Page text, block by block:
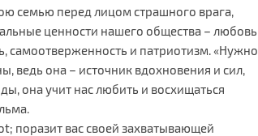
семью перед лицом страшного врага,
ценности нашего общества – любовь
самоотверженность и патриотизм. «Нужно
ведь она – источник вдохновения и сил,
она учит нас любить и восхищаться
вас своей захватывающей